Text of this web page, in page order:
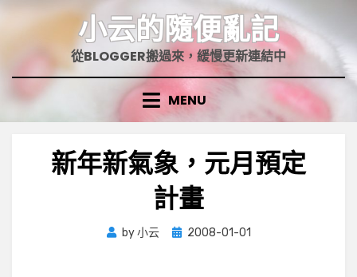
小云的隨便亂記
從BLOGGER搬過來，緩慢更新連結中
MENU
新年新氣象，元月預定
計畫
by小云
Posted
2008-01-01